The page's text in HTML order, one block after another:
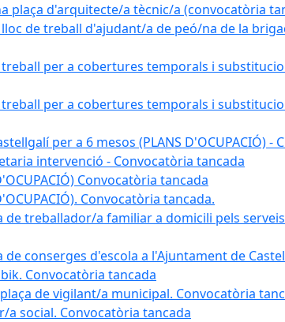
plaça d'arquitecte/a tècnic/a (convocatòria
de treball d'ajudant/a de peó/na de la
per a cobertures temporals i
per a cobertures temporals i
per a 6 mesos (PLANS D'OCUPACIÓ) -
intervenció - Convocatòria tancada
Convocatòria tancada
Convocatòria tancada.
treballador/a familiar a domicili pels
conserges d'escola a l'Ajuntament de
Convocatòria tancada
de vigilant/a municipal. Convocatòria
a social. Convocatòria tancada